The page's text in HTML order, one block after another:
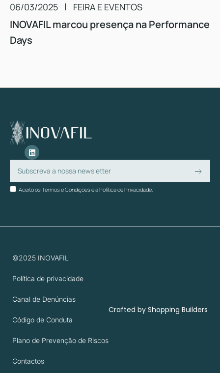
06/03/2025 FEIRA E EVENTOS
INOVAFIL marcou presença na Performance
Days
Aceito os Termos e Condições e a Política de Privacidade.
©2025 INOVAFIL
Política de privacidade
Canal de Denúncias
Código de Conduta
Plano de Prevenção de Riscos
Contactos
Crafted by Shopping Builders